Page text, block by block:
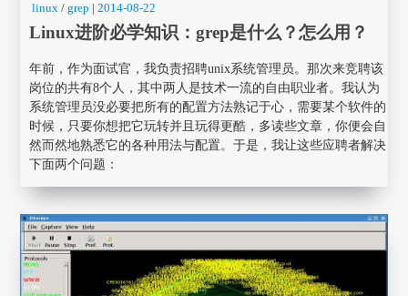
linux / grep |2014-08-22
Linux进阶必学知识：grep是什么？怎么用？
年前，作为面试官，我负责招聘unix系统管理员。那次来竞聘该
岗位的共有8个人，其中两人是技术一流的自由职业者。我认为
系统管理员没必要把所有的配置方法熟记于心，需要某个软件的
时候，只要你想把它玩转并且玩得更酷，多读些文章，你便会自
然而然地熟悉它的各种用法与配置。于是，我让这些应聘者解决
下面两个问题：